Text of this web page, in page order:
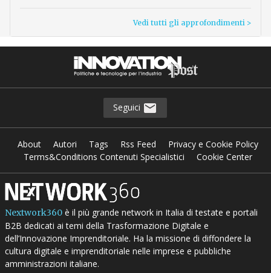
Vedi tutti gli approfondimenti >
Seguici
About Autori Tags Rss Feed
Privacy e Cookie Policy
Terms&Conditions Contenuti Specialistici
Cookie Center
Nextwork360è il più grande network in Italia di testate e portali
B2B dedicati ai temi della Trasformazione Digitale e
dell’Innovazione Imprenditoriale. Ha la missione di diffondere la
cultura digitale e imprenditoriale nelle imprese e pubbliche
amministrazioni italiane.